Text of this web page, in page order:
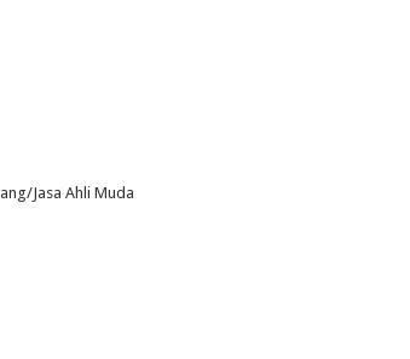
Jasa Ahli Muda